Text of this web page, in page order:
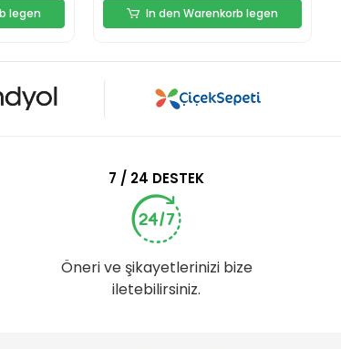
legen In den Warenkorb legen
7 / 24 DESTEK
Öneri ve şikayetlerinizi bize
iletebilirsiniz.